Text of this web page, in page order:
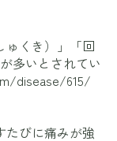
ゅくき）」「回
多いとされてい
disease/615/
たびに痛みが強